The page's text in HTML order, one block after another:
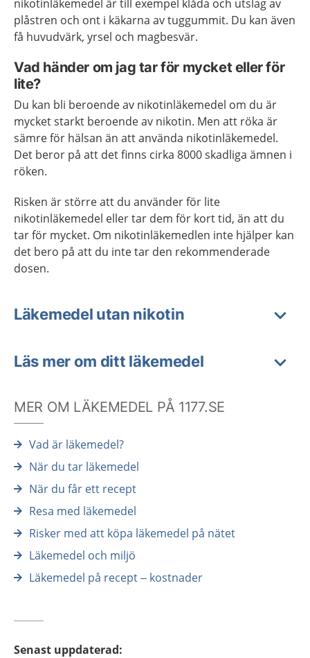
nikotinläkemedel är till exempel klåda och utslag av
plåstren och ont i käkarna av tuggummit. Du kan även
få huvudvärk, yrsel och magbesvär.
Vad händer om jag tar för mycket eller för
lite?
Du kan bli beroende av nikotinläkemedel om du är
mycket starkt beroende av nikotin. Men att röka är
sämre för hälsan än att använda nikotinläkemedel.
Det beror på att det finns cirka 8000 skadliga ämnen i
röken.
Risken är större att du använder för lite
nikotinläkemedel eller tar dem för kort tid, än att du
tar för mycket. Om nikotinläkemedlen inte hjälper kan
det bero på att du inte tar den rekommenderade
dosen.
Läkemedel utan nikotin
Läs mer om ditt läkemedel
MER OM LÄKEMEDEL PÅ 1177.SE
Vad är läkemedel?
När du tar läkemedel
När du får ett recept
Resa med läkemedel
Risker med att köpa läkemedel på nätet
Läkemedel och miljö
Läkemedel på recept – kostnader
Senast uppdaterad: